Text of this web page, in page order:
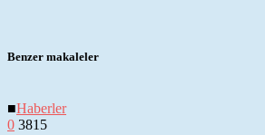
Benzer makaleler
■Haberler
0 3815